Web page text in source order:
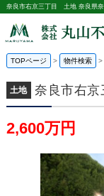
奈良市右京三丁目 土地 奈良県奈
TOPページ 物件検索
土地 奈良市右
2,600万円